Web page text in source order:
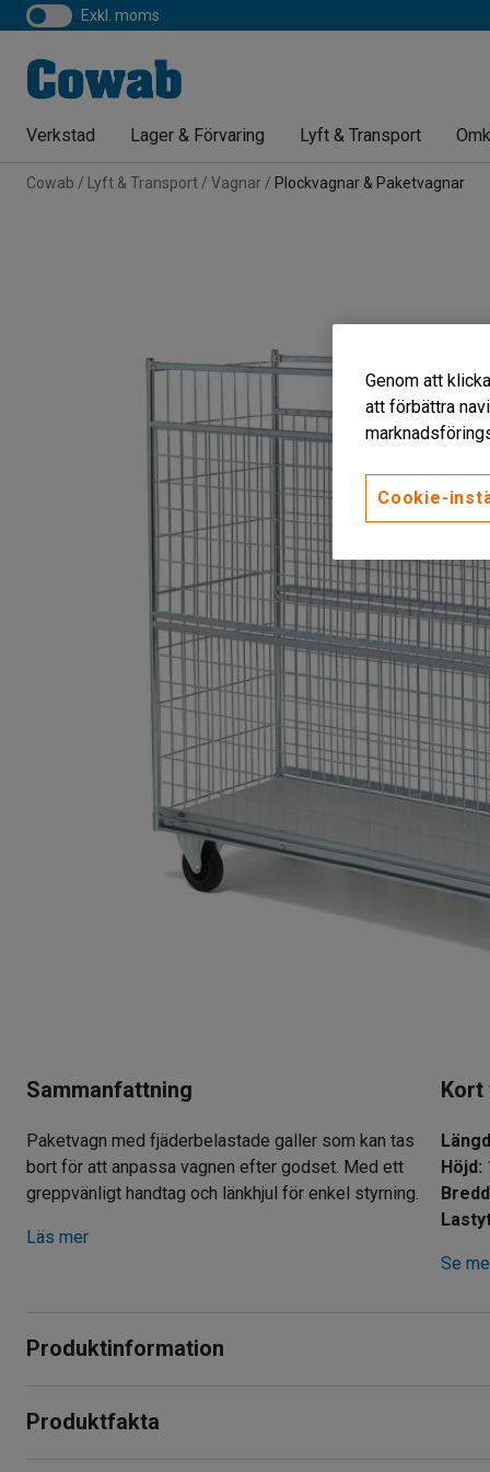
exkl. moms
Verkstad Lager & Förvaring Lyft & Transport
Cowab Lyft & Transport Vagnar Plockvagnar & Paketvagnar
Sammanfattning
Paketvagn med fjäderbelastade galler som kan tas
bort för att anpassa vagnen efter godset. Med ett
greppvänligt handtag och länkhjul för enkel styrning.
Läs mer
Kort
Längd
Höjd :
Bredd
Se
Produktinformation
användning där orderhantering, varuplock och liknande
Produktfakta
Genom att
att förbättra
Cookie-